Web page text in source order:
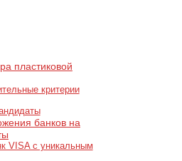
пластиковой
критерии
банков на
VISA с уникальным